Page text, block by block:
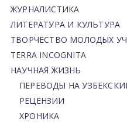
ЖУРНАЛИСТИКА
ЛИТЕРАТУРА И КУЛЬТУРА
ТВОРЧЕСТВО МОЛОДЫХ
TERRA INCOGNITA
НАУЧНАЯ ЖИЗНЬ
ПЕРЕВОДЫ НА
РЕЦЕНЗИИ
ХРОНИКА